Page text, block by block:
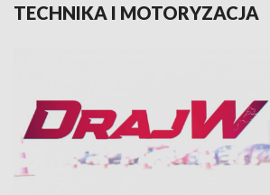
TECHNIKA I MOTORYZACJA